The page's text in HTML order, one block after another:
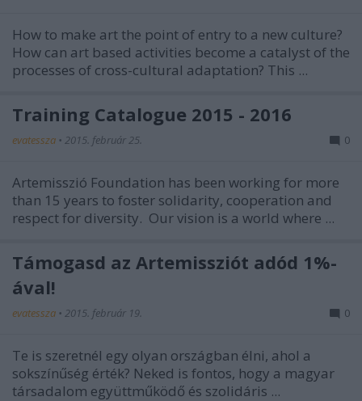
How to make art the point of entry to a new culture?
How can art based activities become a catalyst of the
processes of cross-cultural adaptation? This ...
Training Catalogue 2015 - 2016
evatessza • 2015. február 25. 0
Artemisszió Foundation has been working for more
than 15 years to foster solidarity, cooperation and
respect for diversity. Our vision is a world where ...
Támogasd az Artemissziót adód 1%-
ával!
evatessza • 2015. február 19. 0
Te is szeretnél egy olyan országban élni, ahol a
sokszínűség érték? Neked is fontos, hogy a magyar
társadalom együttműködő és szolidáris ...